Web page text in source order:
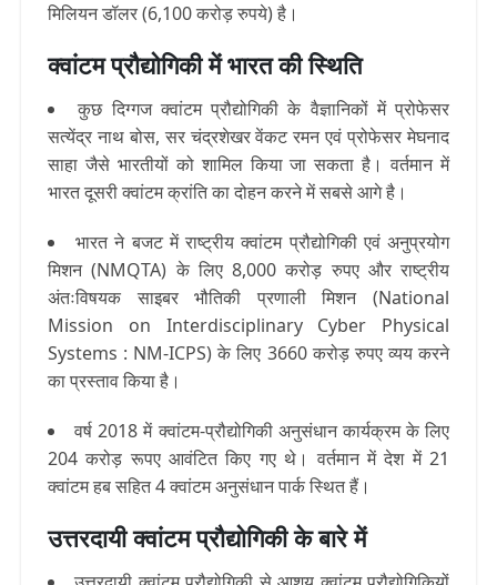
मिलियन डॉलर (6,100 करोड़ रुपये) है।
क्वांटम प्रौद्योगिकी में भारत की स्थिति
कुछ दिग्गज क्वांटम प्रौद्योगिकी के वैज्ञानिकों में प्रोफेसर
सत्येंद्र नाथ बोस, सर चंद्रशेखर वेंकट रमन एवं प्रोफेसर मेघनाद
साहा जैसे भारतीयों को शामिल किया जा सकता है। वर्तमान में
भारत दूसरी क्वांटम क्रांति का दोहन करने में सबसे आगे है।
भारत ने बजट में राष्ट्रीय क्वांटम प्रौद्योगिकी एवं अनुप्रयोग
मिशन (NMQTA) के लिए 8,000 करोड़ रुपए और राष्ट्रीय
अंतःविषयक साइबर भौतिकी प्रणाली मिशन (National
Mission on Interdisciplinary Cyber Physical
Systems : NM-ICPS) के लिए 3660 करोड़ रुपए व्यय करने
का प्रस्ताव किया है।
वर्ष 2018 में क्वांटम-प्रौद्योगिकी अनुसंधान कार्यक्रम के लिए
204 करोड़ रूपए आवंटित किए गए थे। वर्तमान में देश में 21
क्वांटम हब सहित 4 क्वांटम अनुसंधान पार्क स्थित हैं।
उत्तरदायी क्वांटम प्रौद्योगिकी के बारे में